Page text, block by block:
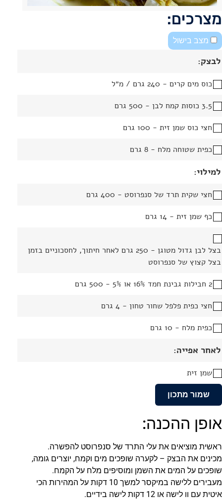
מצרכים:
מצב בישול
לבצק:
כוס מים קרים - 240 גרם / מ״ל
3.5 כוסות קמח לבן - 500 גרם
חצי כוס שמן זית - 100 גרם
כפית שטוחה מלח - 8 גרם
למילוי:
חצי שקית תרד של סנפרוסט - 400 גרם
כף שמן זית - 14 גרם
בצל לבן גדול מטוגן - 250 גרם לאחר חיתוך, לחסכוניים בזמן
בצל קצוץ של סנפרוסט
2 חבילות גבינת חמד 16% או 5% - 500 גרם
חצי כפית פלפל שחור טחון - 4 גרם
כפית מלח - 10 גרם
לאחר אפייה:
שמן זית
שמור מתכון
אופן ההכנה:
ראשית מוציאים את עלי התרד של סנפרוסט להפשרה.
מכינים את הבצק – לקערה שופכים מים וקמח, יוצרים גומה,
שופכים על המים את השמן ומוסיפים מלח על הקמח.
מעבירים ללישה במיקסר למשך 10 דקות על המהירות הכי
איטית עם וו לישה או 12 דקות לישה בידיים.